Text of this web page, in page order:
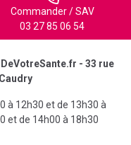
Commander / SAV
03 27 85 06 54
- 33 rue
à 12h30 et de 13h30 à
et de 14h00 à 18h30